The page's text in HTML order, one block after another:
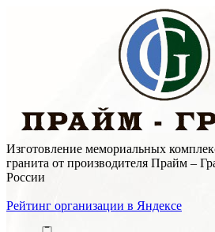
Изготовление мемориальных
гранита от производителя Прайм –
России
Рейтинг организации в Яндексе